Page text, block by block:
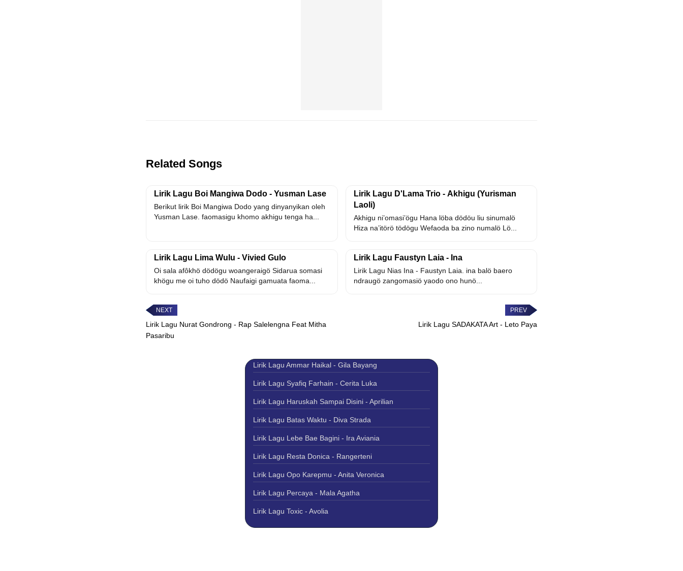
Related Songs
Lirik Lagu Boi Mangiwa Dodo - Yusman Lase
Berikut lirik Boi Mangiwa Dodo yang dinyanyikan oleh
Yusman Lase. faomasigu khomo akhigu tenga ha...
Lirik Lagu D'Lama Trio - Akhigu (Yurisman
Laoli)
Akhigu ni’omasi’ögu Hana löba dödöu liu sinumalö
Hiza na’itörö tödögu Wefaoda ba zino numalö Lö...
Lirik Lagu Lima Wulu - Vivied Gulo
Oi sala afôkhö dödögu woangeraigö Sidarua somasi
khögu me oi tuho dödö Naufaigi gamuata faoma...
Lirik Lagu Faustyn Laia - Ina
Lirik Lagu Nias Ina - Faustyn Laia. ina balö baero
ndraugö zangomasiö yaodo ono hunö...
Lirik Lagu Nurat Gondrong - Rap Salelengna Feat Mitha
Pasaribu
Lirik Lagu SADAKATA Art - Leto Paya
Lirik Lagu Ammar Haikal - Gila Bayang
Lirik Lagu Syafiq Farhain - Cerita Luka
Lirik Lagu Haruskah Sampai Disini - Aprilian
Lirik Lagu Batas Waktu - Diva Strada
Lirik Lagu Lebe Bae Bagini - Ira Aviania
Lirik Lagu Resta Donica - Rangerteni
Lirik Lagu Opo Karepmu - Anita Veronica
Lirik Lagu Percaya - Mala Agatha
Lirik Lagu Toxic - Avolia